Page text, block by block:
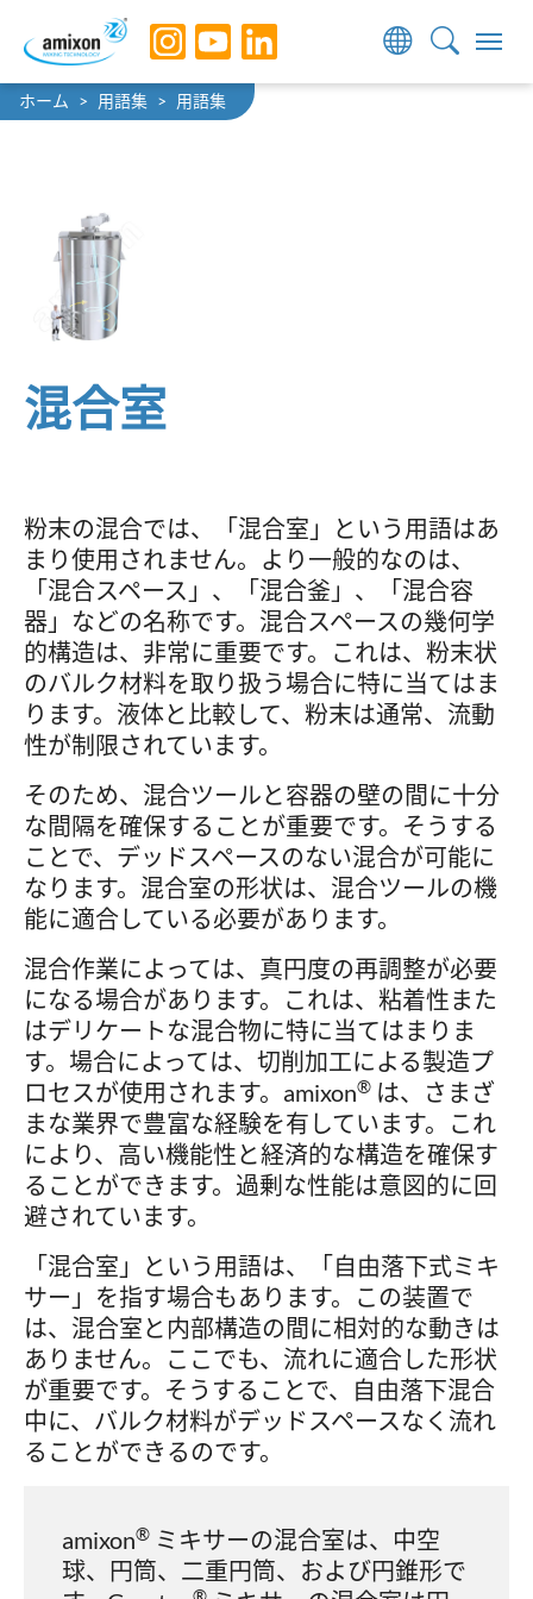
Skip to main navigation
Skip to main content
Skip to page footer
You are here:
ホーム 用語集 用語集
混合室
粉末の混合では、「混合室」という用語はあ
まり使用されません。より一般的なのは、
「混合スペース」、「混合釜」、「混合容
器」などの名称です。混合スペースの幾何学
的構造は、非常に重要です。これは、粉末状
のバルク材料を取り扱う場合に特に当てはま
ります。液体と比較して、粉末は通常、流動
性が制限されています。
そのため、混合ツールと容器の壁の間に十分
な間隔を確保することが重要です。そうする
ことで、デッドスペースのない混合が可能に
なります。混合室の形状は、混合ツールの機
能に適合している必要があります。
混合作業によっては、真円度の再調整が必要
になる場合があります。これは、粘着性また
はデリケートな混合物に特に当てはまりま
す。場合によっては、切削加工による製造プ
ロセスが使用されます。amixon® は、さまざ
まな業界で豊富な経験を有しています。これ
により、高い機能性と経済的な構造を確保す
ることができます。過剰な性能は意図的に回
避されています。
「混合室」という用語は、「自由落下式ミキ
サー」を指す場合もあります。この装置で
は、混合室と内部構造の間に相対的な動きは
ありません。ここでも、流れに適合した形状
が重要です。そうすることで、自由落下混合
中に、バルク材料がデッドスペースなく流れ
ることができるのです。
amixon® ミキサーの混合室は、中空
球、円筒、二重円筒、および円錐形で